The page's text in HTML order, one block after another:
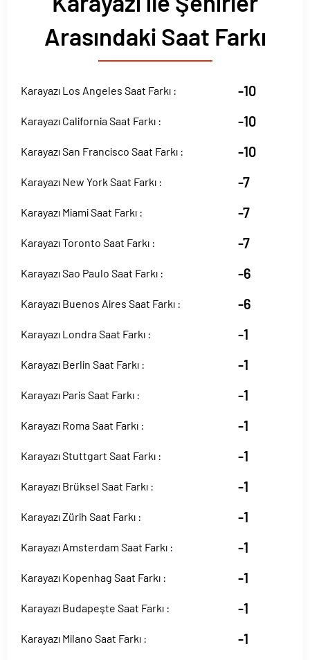
Arasındaki Saat Farkı
Karayazı Los Angeles Saat Farkı : -10
Karayazı California Saat Farkı : -10
Karayazı San Francisco Saat Farkı : -10
Karayazı New York Saat Farkı : -7
Karayazı Miami Saat Farkı : -7
Karayazı Toronto Saat Farkı : -7
Karayazı Sao Paulo Saat Farkı : -6
Karayazı Buenos Aires Saat Farkı : -6
Karayazı Londra Saat Farkı : -1
Karayazı Berlin Saat Farkı : -1
Karayazı Paris Saat Farkı : -1
Karayazı Roma Saat Farkı : -1
Karayazı Stuttgart Saat Farkı : -1
Karayazı Brüksel Saat Farkı : -1
Karayazı Zürih Saat Farkı : -1
Karayazı Amsterdam Saat Farkı : -1
Karayazı Kopenhag Saat Farkı : -1
Karayazı Budapeşte Saat Farkı : -1
Karayazı Milano Saat Farkı : -1